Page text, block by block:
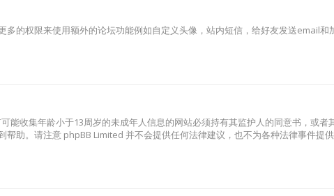
的权限来使用额外的论坛功能例如自定义头像，站内短信，给好友发送email和
能收集年龄小于13周岁的未成年人信息的网站必须持有其监护人的同意书，或者
助。请注意 phpBB Limited 并不会提供任何法律建议，也不为各种法律事件提